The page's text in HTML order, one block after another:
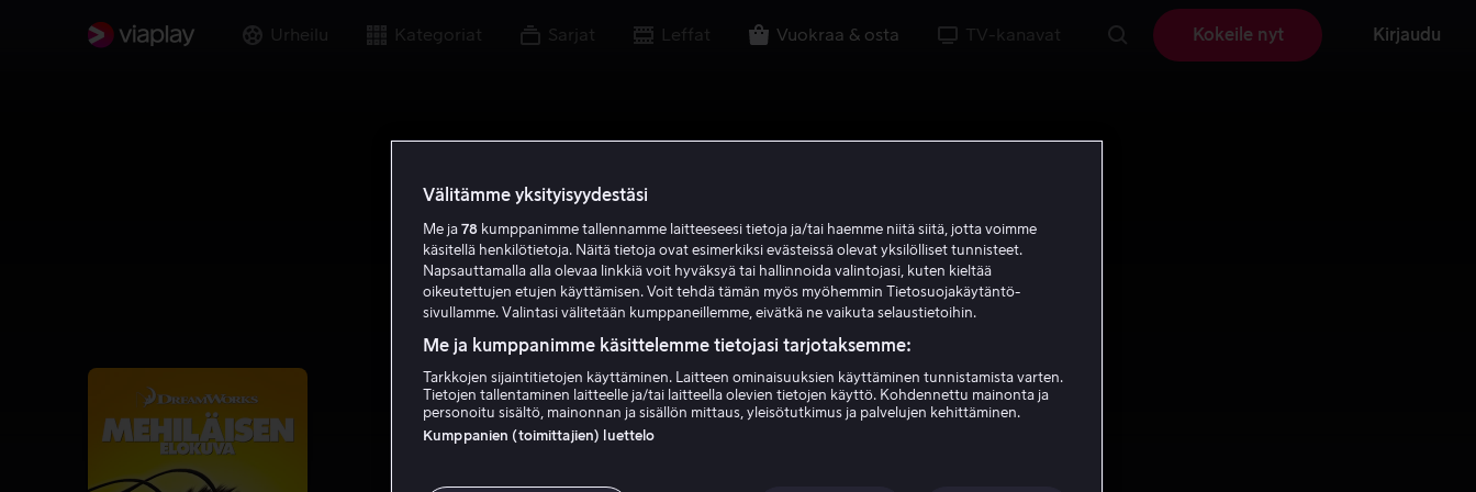
Urheilu Kategoriat Sarjat Leffat Vuokraa & osta TV-kanavat Kokeile nyt Kirjaudu
Välitämme yksityisyydestäsi
Me ja 78 kumppanimme tallennamme laitteeseesi tietoja ja/tai haemme niitä siitä, jotta voimme
käsitellä henkilötietoja. Näitä tietoja ovat esimerkiksi evästeissä olevat yksilölliset tunnisteet.
Napsauttamalla alla olevaa linkkiä voit hyväksyä tai hallinnoida valintojasi, kuten kieltää
oikeutettujen etujen käyttämisen. Voit tehdä tämän myös myöhemmin Tietosuojakäytäntö-
sivullamme. Valintasi välitetään kumppaneillemme, eivätkä ne vaikuta selaustietoihin.
Me ja kumppanimme käsittelemme tietojasi tarjotaksemme:
Tarkkojen sijaintitietojen käyttäminen. Laitteen ominaisuuksien käyttäminen tunnistamista varten.
Tietojen tallentaminen laitteelle ja/tai laitteella olevien tietojen käyttö. Kohdennettu mainonta ja
personoitu sisältö, mainonnan ja sisällön mittaus, yleisötutkimus ja palvelujen kehittäminen.
Kumppanien (toimittajien) luettelo